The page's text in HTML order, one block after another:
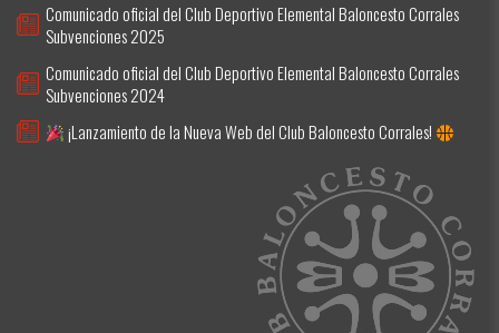
Comunicado oficial del Club Deportivo Elemental Baloncesto Corrales
Subvenciones 2025
Comunicado oficial del Club Deportivo Elemental Baloncesto Corrales
Subvenciones 2024
¡Lanzamiento de la Nueva Web del Club Baloncesto Corrales!